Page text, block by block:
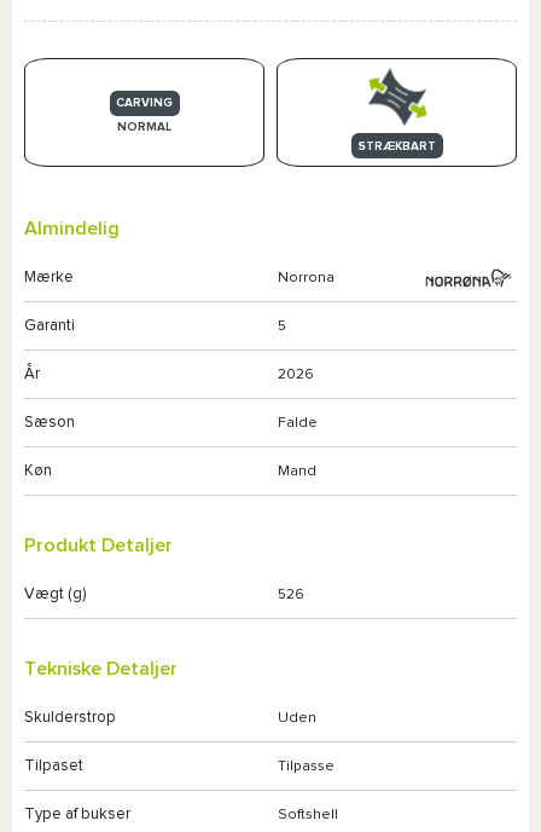
CARVING
NORMAL
STRÆKBART
Almindelig
Mærke Norrona
Garanti 5
År 2026
Sæson Falde
Køn Mand
Produkt Detaljer
Vægt (g) 526
Tekniske Detaljer
Skulderstrop Uden
Tilpaset Tilpasse
Type af bukser Softshell